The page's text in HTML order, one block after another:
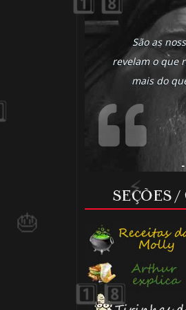
São as
revelam o que
mais do
SEÇÕES /
1️⃣